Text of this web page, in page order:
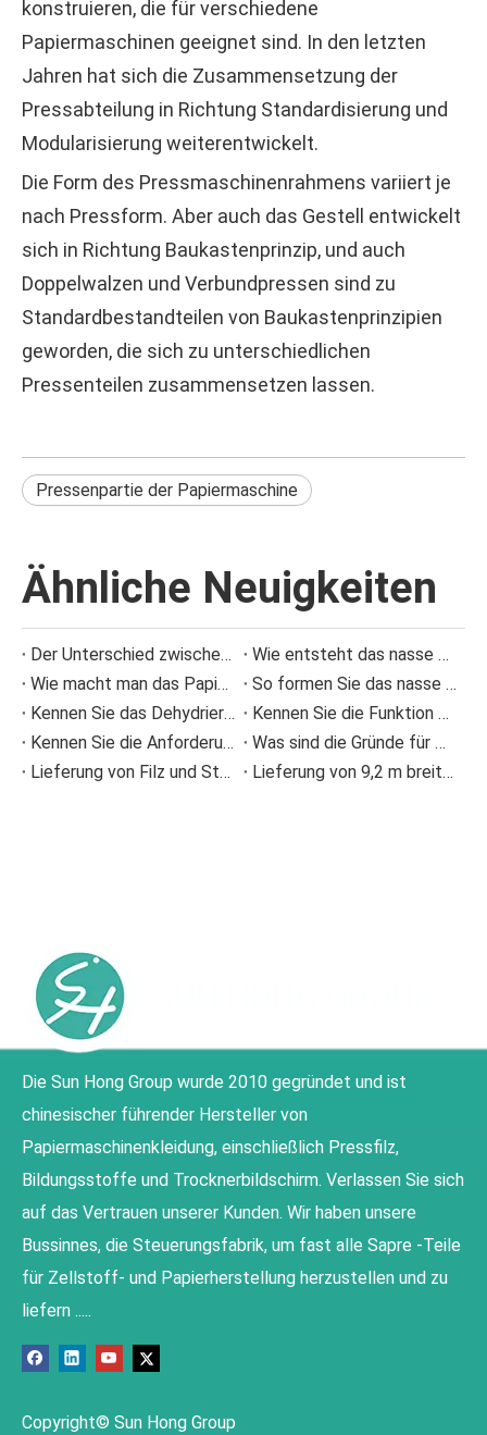
konstruieren, die für verschiedene
Papiermaschinen geeignet sind. In den letzten
Jahren hat sich die Zusammensetzung der
Pressabteilung in Richtung Standardisierung und
Modularisierung weiterentwickelt.
Die Form des Pressmaschinenrahmens variiert je
nach Pressform. Aber auch das Gestell entwickelt
sich in Richtung Baukastenprinzip, und auch
Doppelwalzen und Verbundpressen sind zu
Standardbestandteilen von Baukastenprinzipien
geworden, die sich zu unterschiedlichen
Pressenteilen zusammensetzen lassen.
Pressenpartie der Papiermaschine
Ähnliche Neuigkeiten
Der Unterschied zwischen einer Foudrinier-Papiermaschine und einer Zylinderform-Papiermaschine
Wie entsteht das nasse Papierblatt?
Wie macht man das Papier?
So formen Sie das nasse Papierblatt auf der Papiermaschine
Kennen Sie das Dehydrierungsprinzip im Nassbereich einer Papiermaschine?
Kennen Sie die Funktion des Papiermaschinenformgeräts?
Kennen Sie die Anforderungen an die Pressenpartie einer Papiermaschine?
Was sind die Gründe für Papierbrüche in der Trockenpartie der Papiermaschine?
Lieferung von Filz und Stoff
Lieferung von 9,2 m breitem Filz
Die Sun Hong Group wurde 2010 gegründet und ist
chinesischer führender Hersteller von
Papiermaschinenkleidung, einschließlich Pressfilz,
Bildungsstoffe und Trocknerbildschirm. Verlassen Sie sich
auf das Vertrauen unserer Kunden. Wir haben unsere
Bussinnes, die Steuerungsfabrik, um fast alle Sapre -Teile
für Zellstoff- und Papierherstellung herzustellen und zu
liefern .....
Copyright© Sun Hong Group